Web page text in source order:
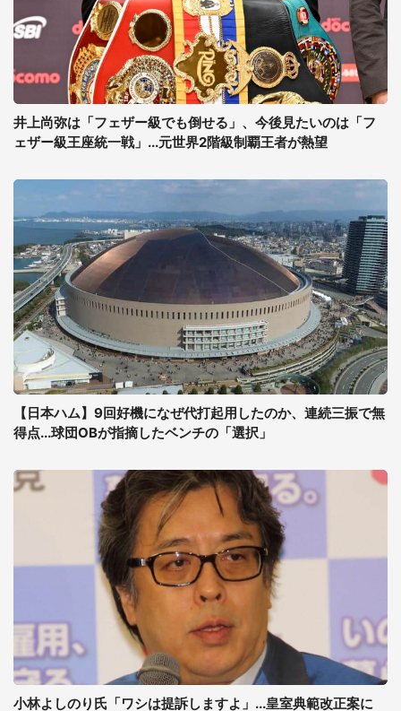
井上尚弥は「フェザー級でも倒せる」、今後見たいのは「フ
ェザー級王座統一戦」...元世界2階級制覇王者が熱望
【日本ハム】9回好機になぜ代打起用したのか、連続三振で無
得点...球団OBが指摘したベンチの「選択」
小林よしのり氏「ワシは提訴しますよ」...皇室典範改正案に